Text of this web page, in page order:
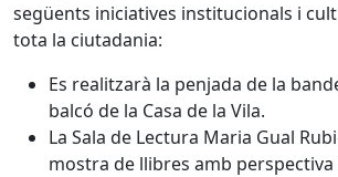
següents iniciatives institucionals i
tota la ciutadania:
Es realitzarà la penjada de la
balcó de la Casa de la Vila.
La Sala de Lectura Maria Gual
mostra de llibres amb perspectiva